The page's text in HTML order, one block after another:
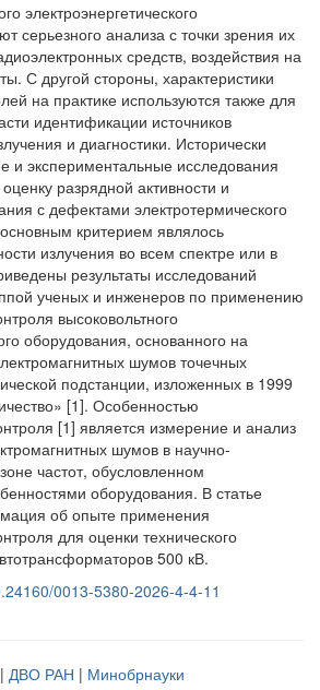
электроэнергетического
серьезного анализа с точки зрения их
средств, воздействия на
С другой стороны, характеристики
на практике используются также для
идентификации источников
и диагностики. Исторически
и экспериментальные исследования
разрядной активности и
с дефектами электротермического
критерием являлось
излучения во всем спектре или в
результаты исследований
ученых и инженеров по применению
высоковольтного
оборудования, основанного на
шумов точечных
подстанции, изложенных в 1999
[1]. Особенностью
[1] является измерение и анализ
шумов в научно-
частот, обусловленном
оборудования. В статье
об опыте применения
для оценки технического
500 кВ.
0013-5380-2026-4-4-11
| ДВО РАН | Минобрнауки